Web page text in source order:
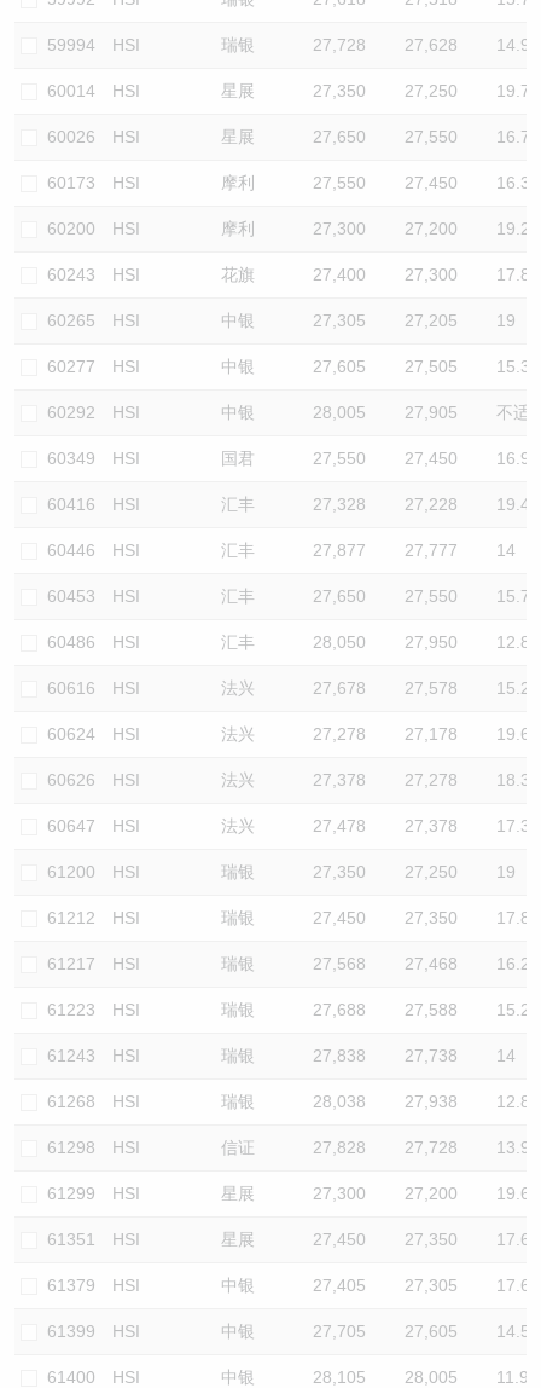
59994 HSI 瑞银 27,728 27,628 14.9
60014 HSI 星展 27,350 27,250 19.7
60026 HSI 星展 27,650 27,550 16.7
60173 HSI 摩利 27,550 27,450 16.3
60200 HSI 摩利 27,300 27,200 19.2
60243 HSI 花旗 27,400 27,300 17.8
60265 HSI 中银 27,305 27,205 19
60277 HSI 中银 27,605 27,505 15.3
60292 HSI 中银 28,005 27,905 不适
60349 HSI 国君 27,550 27,450 16.9
60416 HSI 汇丰 27,328 27,228 19.4
60446 HSI 汇丰 27,877 27,777 14
60453 HSI 汇丰 27,650 27,550 15.7
60486 HSI 汇丰 28,050 27,950 12.8
60616 HSI 法兴 27,678 27,578 15.2
60624 HSI 法兴 27,278 27,178 19.6
60626 HSI 法兴 27,378 27,278 18.3
60647 HSI 法兴 27,478 27,378 17.3
61200 HSI 瑞银 27,350 27,250 19
61212 HSI 瑞银 27,450 27,350 17.8
61217 HSI 瑞银 27,568 27,468 16.2
61223 HSI 瑞银 27,688 27,588 15.2
61243 HSI 瑞银 27,838 27,738 14
61268 HSI 瑞银 28,038 27,938 12.8
61298 HSI 信证 27,828 27,728 13.9
61299 HSI 星展 27,300 27,200 19.6
61351 HSI 星展 27,450 27,350 17.6
61379 HSI 中银 27,405 27,305 17.6
61399 HSI 中银 27,705 27,605 14.5
61400 HSI 中银 28,105 28,005 11.9